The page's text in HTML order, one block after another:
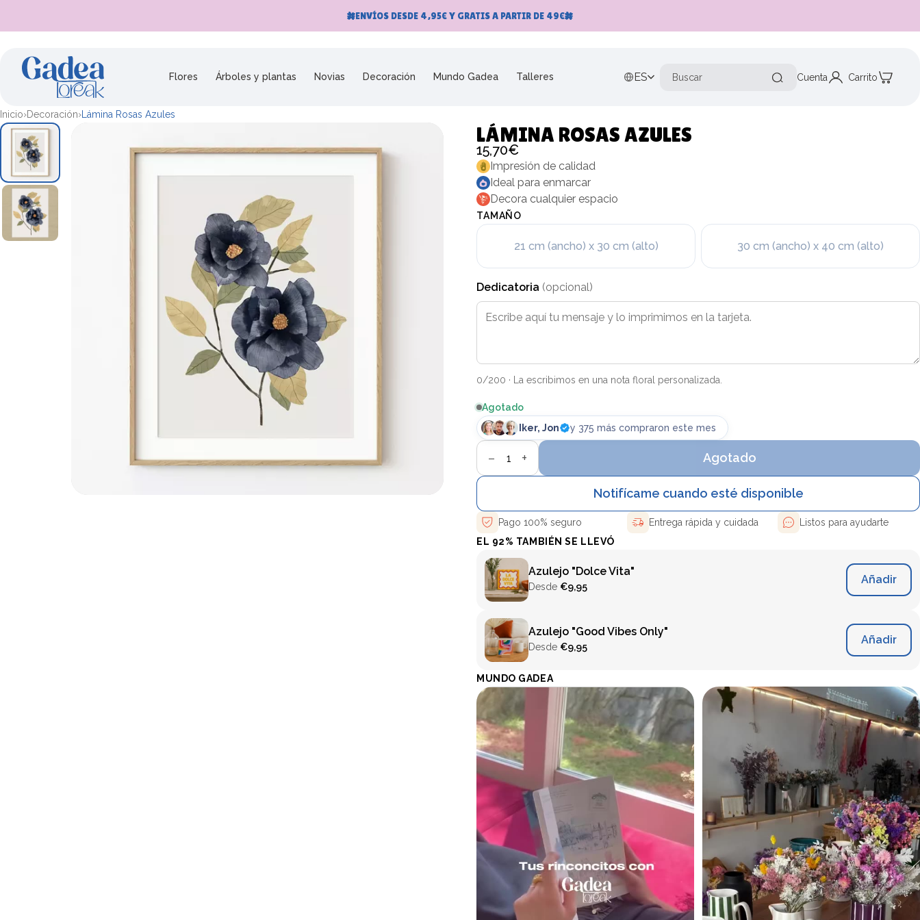
ENVÍOS DESDE 4,95€ Y GRATIS A PARTIR DE 49€
Flores Árboles y plantas Novias Decoración Mundo Gadea Talleres ES Cuenta Carrito
Inicio›Decoración› Lámina Rosas Azules
LÁMINA ROSAS AZULES
15,70€
Impresión de calidad
Ideal para enmarcar
Decora cualquier espacio
TAMAÑO
21 cm (ancho) x 30 cm (alto) 30 cm (ancho) x 40 cm (alto)
Dedicatoria (opcional)
0/200 · La escribimos en una nota floral personalizada.
Agotado
Iker, Jon y 375 más compraron este mes
− + Agotado
Notifícame cuando esté disponible
Pago 100% seguro Entrega rápida y cuidada
Listos para ayudarte
EL 92% TAMBIÉN SE LLEVÓ
Azulejo "Dolce Vita"
Desde €9,95
Añadir
Azulejo "Good Vibes Only"
Desde €9,95
Añadir
MUNDO GADEA